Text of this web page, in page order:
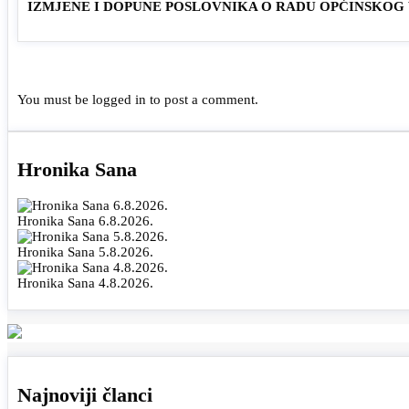
IZMJENE I DOPUNE POSLOVNIKA O RADU OPĆINSKOG
You must be logged in to post a comment.
Hronika Sana
Hronika Sana 6.8.2026.
Hronika Sana 5.8.2026.
Hronika Sana 4.8.2026.
Najnoviji članci